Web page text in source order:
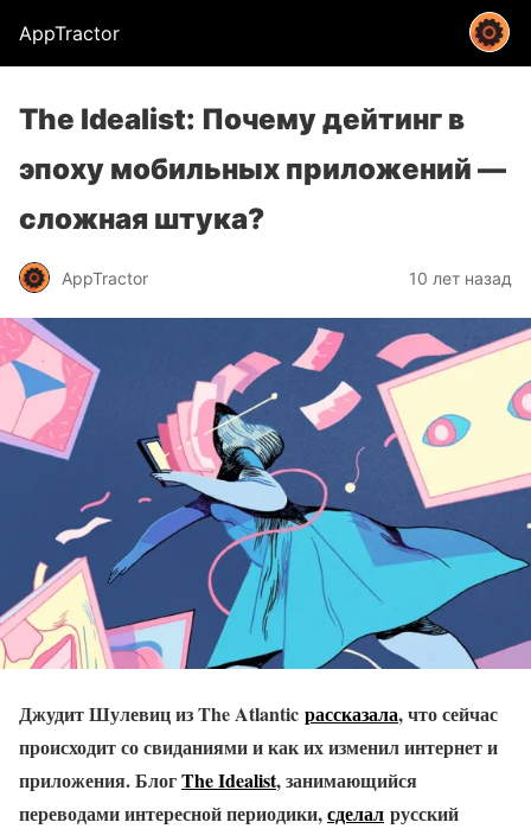
AppTractor
The Idealist: Почему дейтинг в
эпоху мобильных приложений —
сложная штука?
AppTractor 10 лет назад
Джудит Шулевиц из The Atlantic рассказала, что сейчас
происходит со свиданиями и как их изменил интернет и
приложения. БлогThe Idealist, занимающийся
переводами интересной периодики,сделал русский